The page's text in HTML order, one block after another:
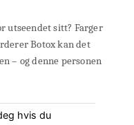
utseendet sitt? Farger
Botox kan det
– og denne personen
hvis du